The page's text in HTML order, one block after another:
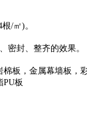
/㎡)。
密封、整齐的效果。
板，金属幕墙板
PU板